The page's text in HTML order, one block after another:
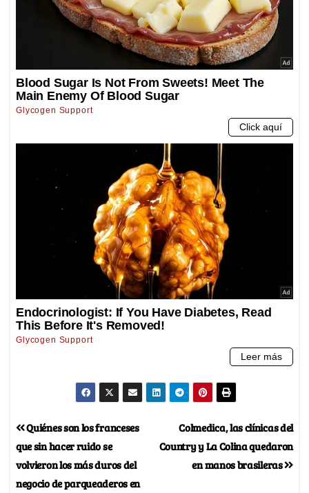
Colmedica, las clínicas del
Country y La Colina quedaron
en manos brasileras
Quiénes son los franceses
que sin hacer ruido se
volvieron los más duros del
negocio de parqueaderos en